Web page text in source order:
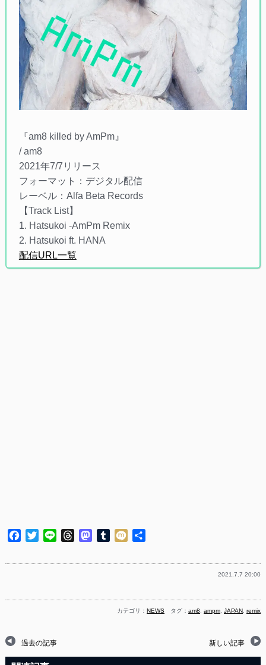
『am8 killed by AmPm』
/ am8
2021年7/7リリース
フォーマット：デジタル配信
レーベル：Alfa Beta Records
【Track List】
1. Hatsukoi -AmPm Remix
2. Hatsukoi ft. HANA
配信URL一覧
Facebook
TwitterLine ThreadsMastodon
Tumblr
Mixi
2021.7.7 20:00
カテゴリ： NEWS タグ：am8,ampm,JAPAN,remix
過去の記事 新しい記事